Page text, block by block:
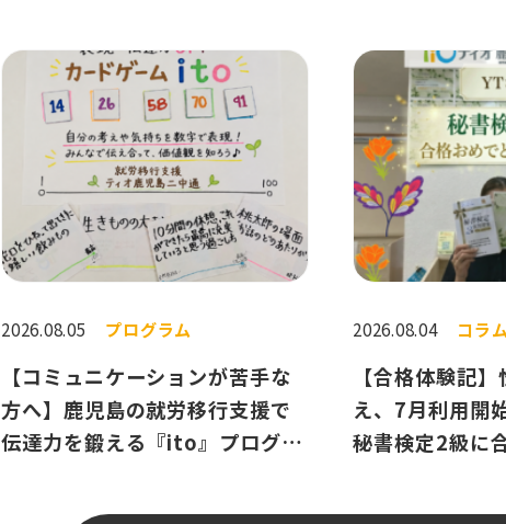
2026.08.05 プログラム
【コミュニケーションが苦手な
方へ】鹿児島の就労移行支援で
伝達力を鍛える『ito』プログラ
2026.08.04 コラム
【合格体験記
え、7月利用開
秘書検定2級に